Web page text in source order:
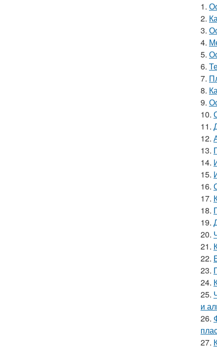
1.
2.
3.
4.
5.
6.
7.
8.
9.
10.
11.
12.
13.
14.
15.
16.
17.
18.
19.
20.
21.
22.
23.
24.
25.
и
26.
27.